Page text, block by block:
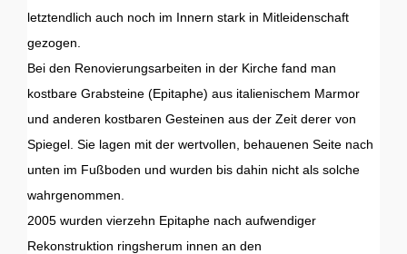
letztendlich auch noch im Innern stark in Mitleidenschaft
gezogen.
Bei den Renovierungsarbeiten in der Kirche fand man
kostbare Grabsteine (Epitaphe) aus italienischem Marmor
und anderen kostbaren Gesteinen aus der Zeit derer von
Spiegel. Sie lagen mit der wertvollen, behauenen Seite nach
unten im Fußboden und wurden bis dahin nicht als solche
wahrgenommen.
2005 wurden vierzehn Epitaphe nach aufwendiger
Rekonstruktion ringsherum innen an den